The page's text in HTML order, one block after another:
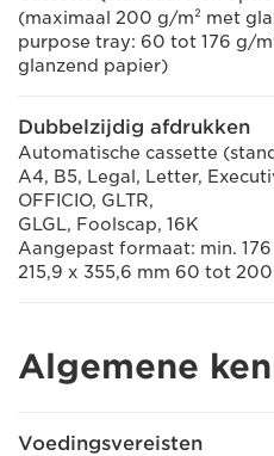
(maximaal 200 g/m² met
purpose tray: 60 tot 176 g/
glanzend papier)
Dubbelzijdig afdrukken
Automatische cassette
A4, B5, Legal, Letter,
OFFICIO, GLTR,
GLGL, Foolscap, 16K
Aangepast formaat: min.
215,9 x 355,6 mm 60 tot
Algemene
Voedingsvereisten